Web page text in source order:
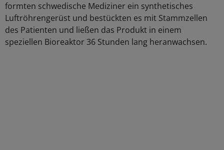
formten schwedische Mediziner ein synthetisches
Luftröhrengerüst und bestückten es mit Stammzellen
des Patienten und ließen das Produkt in einem
speziellen Bioreaktor 36 Stunden lang heranwachsen.